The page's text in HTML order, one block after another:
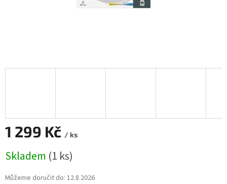
1 299 Kč / ks
cena:
Skladem (1 ks)
Můžeme doručit do: 12.8.2026